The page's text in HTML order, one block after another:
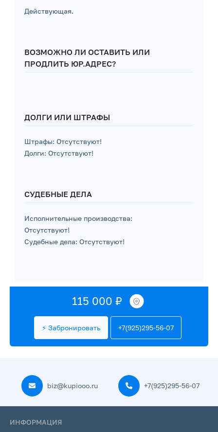
Действующая.
ВОЗМОЖНО ЛИ ОСТАВИТЬ ИЛИ
ПРОДЛИТЬ ЮР.АДРЕС?
ДОЛГИ ИЛИ ШТРАФЫ
Штрафы: Отсутствуют!
Долги: Отсутствуют!
СУДЕБНЫЕ ДЕЛА
Исполнительные производства:
Отсутствуют!
Судебные дела: Отсутствуют!
115 000 ₽
⚡ Забронировать +7(925)295-56-07
biz@kupiooo.ru +7(925)295-56-07
ИНФОРМАЦИЯ